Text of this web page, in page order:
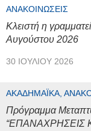
ΑΝΑΚΟΙΝΏΣΕΙΣ
Κλειστή η
Αυγούστου 2026
30 ΙΟΥΛΊΟΥ 2026
ΑΚΑΔΗΜΑΪΚΆ,
Πρόγραμμα
“ΕΠΑΝΑΧΡΗΣΕΙΣ